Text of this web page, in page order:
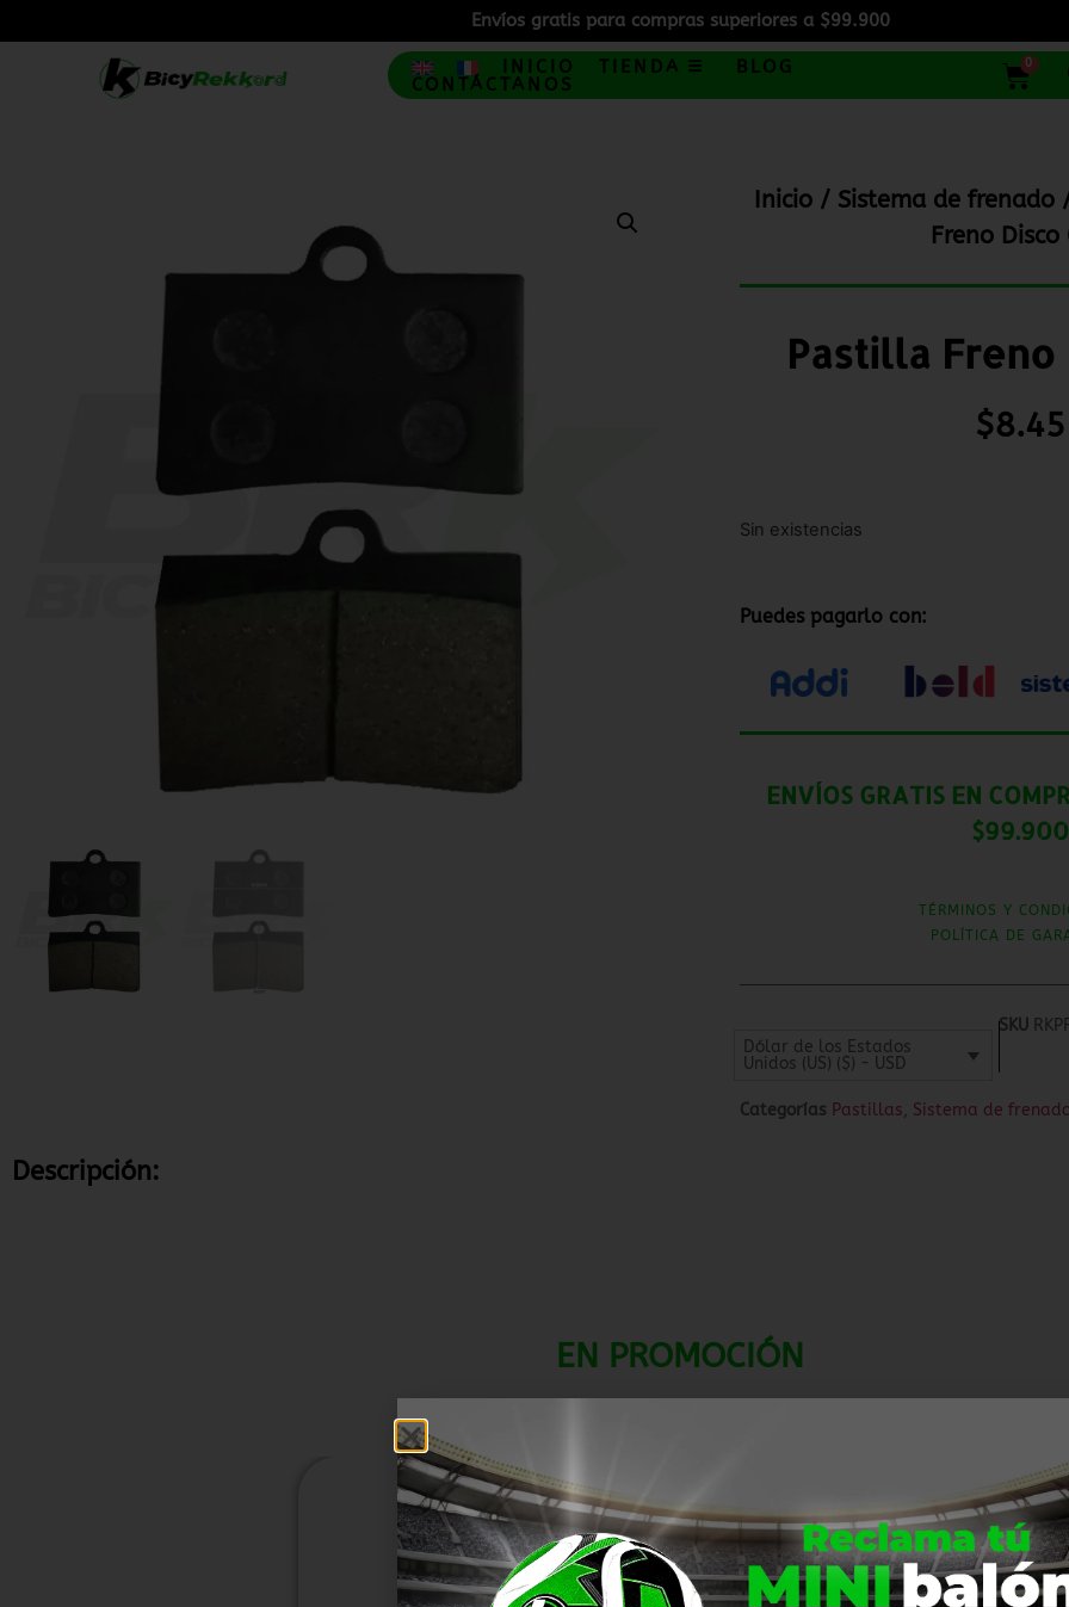
Envíos gratis para compras superiores a $99.900
INICIO TIENDA
BLOG
CONTÁCTANOS
0
Inicio/ Sistema de frenado
Freno Disco
Pastilla Freno
$8.45
Sin existencias
Puedes pagarlo con:
ENVÍOS GRATIS EN
$99.900
TÉRMINOS Y
POLÍTICA DE
Dólar de los Estados
Unidos (US) ($) - USD
SKU
Categorías Pastillas, Sistema de
Descripción:
EN PROMOCIÓN